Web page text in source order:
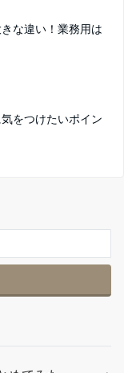
な違い！業務用は
をつけたいポイン